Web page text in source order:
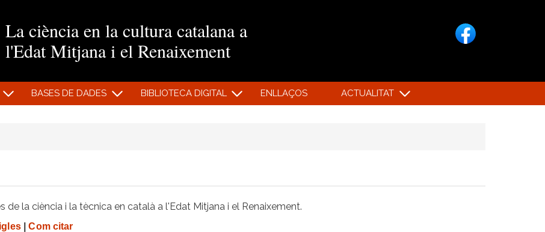
La ciència en la cultura catalana a
l'Edat Mitjana i el Renaixement
BASES DE DADES BIBLIOTECA DIGITAL ENLLAÇOS ACTUALITAT
de la ciència i la tècnica en català a l'Edat Mitjana i el Renaixement.
| Com citar